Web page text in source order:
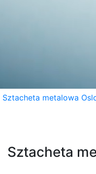
Sztacheta metalowa
Sztacheta